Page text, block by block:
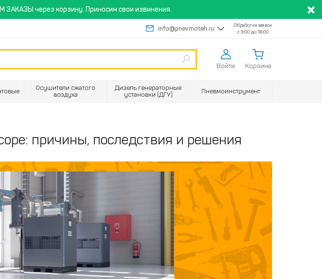
через корзину. Приносим свои извинения.
info@pnevmoteh.ru
Обработка заявок
с 9:00 до 18:00
Войти Корзина
Осушители сжатого
воздуха
Дизель генераторные
установки (ДГУ)
Пневмоинструмент
причины, последствия и решения